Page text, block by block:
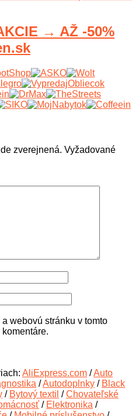
→ AŽ -50%
zverejnená. Vyžadované
webovú stránku v tomto
AliExpress.com /Auto
/Autodoplnky / Black
/ Bytový textil /Chovateľské
/ Elektronika /